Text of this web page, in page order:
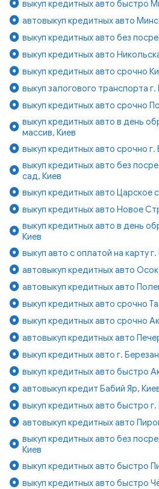
выкуп кредитных авто быстро
автовыкуп кредитных авто
выкуп кредитных авто без
выкуп кредитных авто
выкуп кредитных авто срочно
выкуп залогового транспорта г.
выкуп кредитных авто срочно
выкуп кредитных авто в день
массив, Киев
выкуп кредитных авто срочно
выкуп кредитных авто без
сад, Киев
выкуп кредитных авто Царское
выкуп кредитных авто Новое
выкуп кредитных авто в день
Киев
выкуп авто с оплатой на карту г.
автовыкуп кредитных авто
автовыкуп кредитных авто
выкуп кредитных авто срочно
выкуп кредитных авто срочно
автовыкуп кредитных авто
выкуп кредитных авто г.
выкуп кредитных авто быстро
автовыкуп кредит Бабий Яр,
выкуп кредитных авто быстро г.
автовыкуп кредитных авто
выкуп кредитных авто без
Киев
выкуп кредитных авто быстро
выкуп кредитных авто быстро